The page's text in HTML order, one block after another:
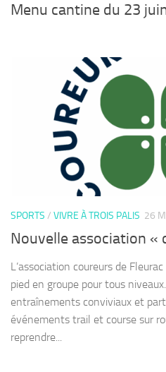
Menu cantine du 23
SPORTS / VIVRE À TROIS PALIS 26
Nouvelle association «
L’association coureurs de
pied en groupe pour tous
entraînements conviviaux et
événements trail et course sur
reprendre...